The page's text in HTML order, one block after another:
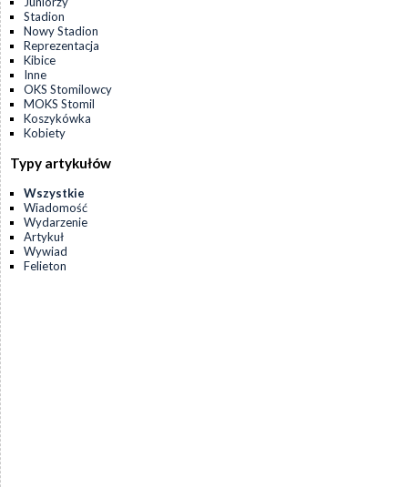
Stadion
Nowy Stadion
Reprezentacja
Kibice
Inne
OKS Stomilowcy
MOKS Stomil
Koszykówka
Kobiety
Typy artykułów
Wszystkie
Wiadomość
Wydarzenie
Artykuł
Wywiad
Felieton